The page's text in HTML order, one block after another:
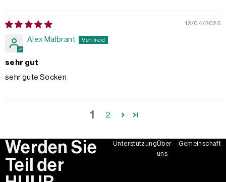
12/04/2025
Alex Malbrant
sehr gut
sehr gute Socken
1 2
Werden Sie
Teil der
UnterstützungÜber
uns
Gemeinschaft